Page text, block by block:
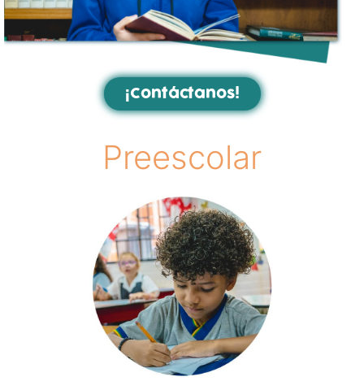
¡Contáctanos!
Preescolar